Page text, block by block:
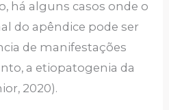
há alguns casos onde o
do apêndice pode ser
de manifestações
a etiopatogenia da
2020).